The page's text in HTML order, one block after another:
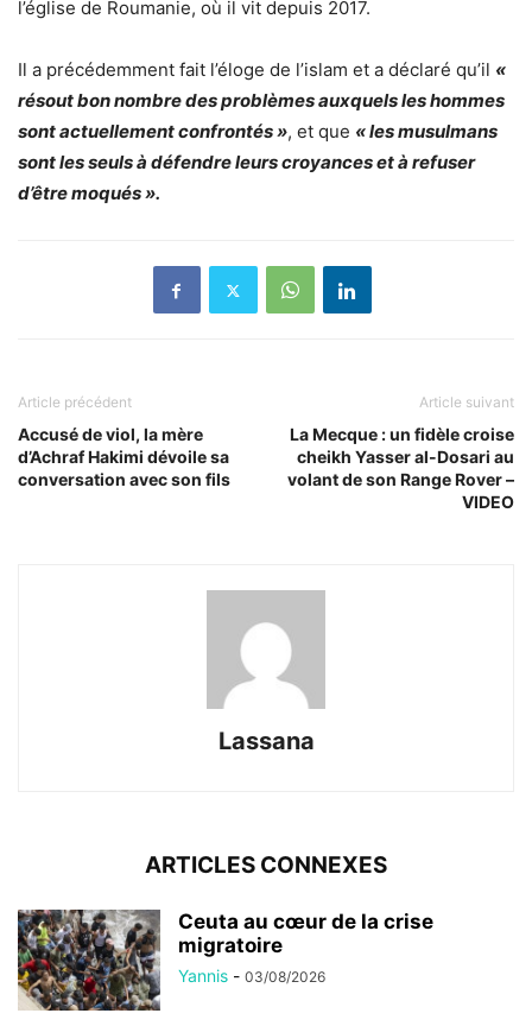
l’église de Roumanie, où il vit depuis 2017.
Il a précédemment fait l’éloge de l’islam et a déclaré qu’il «
résout bon nombre des problèmes auxquels les hommes
sont actuellement confrontés », et que « les musulmans
sont les seuls à défendre leurs croyances et à refuser
d’être moqués ».
Article précédent
Accusé de viol, la mère
d’Achraf Hakimi dévoile sa
conversation avec son fils
Article suivant
La Mecque : un fidèle croise
cheikh Yasser al-Dosari au
volant de son Range Rover –
VIDEO
Lassana
ARTICLES CONNEXES
Ceuta au cœur de la crise
migratoire
Yannis - 03/08/2026